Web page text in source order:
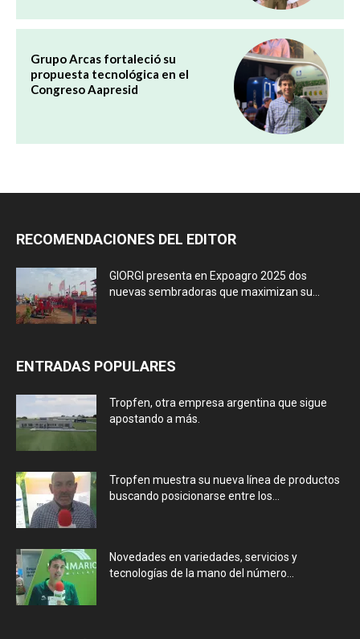
Grupo Arcas fortaleció su
propuesta tecnológica en el
Congreso Aapresid
RECOMENDACIONES DEL EDITOR
GIORGI presenta en Expoagro 2025 dos
nuevas sembradoras que maximizan su...
ENTRADAS POPULARES
Tropfen, otra empresa argentina que sigue
apostando a más.
Tropfen muestra su nueva línea de productos
buscando posicionarse entre los...
Novedades en variedades, servicios y
tecnologías de la mano del número...